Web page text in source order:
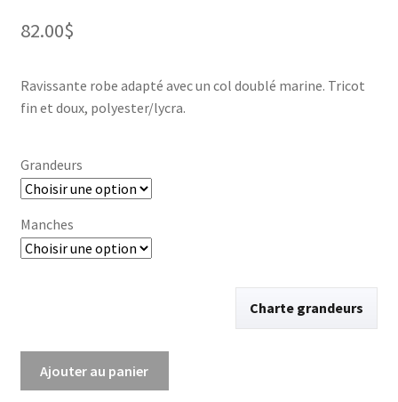
82.00$
Ravissante robe adapté avec un col doublé marine. Tricot
fin et doux, polyester/lycra.
Grandeurs
Manches
Charte grandeurs
Ajouter au panier